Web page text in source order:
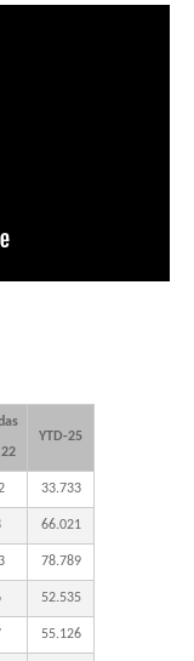
YTD-25
33.733
66.021
78.789
52.535
55.126